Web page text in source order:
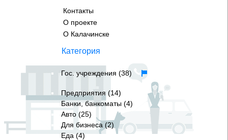
Контакты
О проекте
О Калачинске
Категория
Гос. учреждения (38)
Предприятия (14)
Банки, банкоматы (4)
Авто (25)
Для бизнеса (2)
Еда (4)